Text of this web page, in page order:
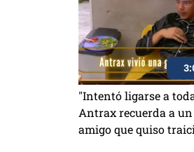
"Intentó ligarse a
Antrax recuerda a un
amigo que quiso